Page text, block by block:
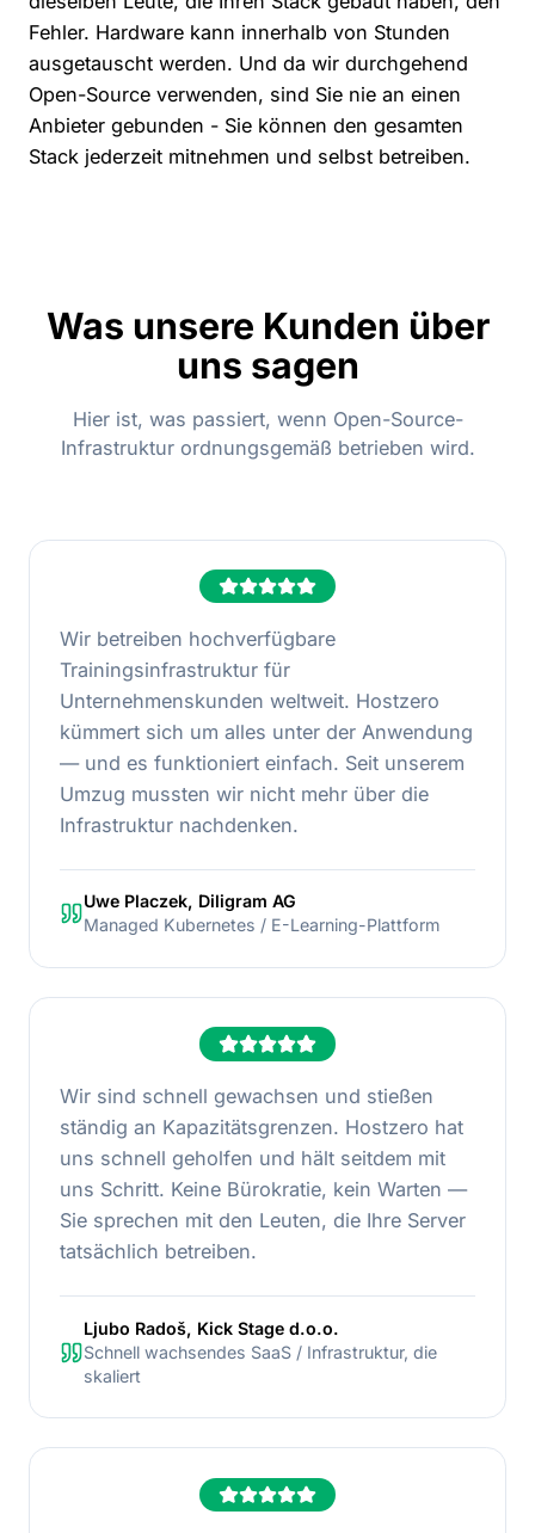
Fehler. Hardware kann innerhalb von Stunden
ausgetauscht werden. Und da wir durchgehend
Open-Source verwenden, sind Sie nie an einen
Anbieter gebunden - Sie können den gesamten
Stack jederzeit mitnehmen und selbst betreiben.
Was unsere Kunden über
uns sagen
Hier ist, was passiert, wenn Open-Source-
Infrastruktur ordnungsgemäß betrieben wird.
Wir betreiben hochverfügbare
Trainingsinfrastruktur für
Unternehmenskunden weltweit. Hostzero
kümmert sich um alles unter der Anwendung
— und es funktioniert einfach. Seit unserem
Umzug mussten wir nicht mehr über die
Infrastruktur nachdenken.
Uwe Placzek, Diligram AG
Managed Kubernetes / E-Learning-Plattform
Wir sind schnell gewachsen und stießen
ständig an Kapazitätsgrenzen. Hostzero hat
uns schnell geholfen und hält seitdem mit
uns Schritt. Keine Bürokratie, kein Warten —
Sie sprechen mit den Leuten, die Ihre Server
tatsächlich betreiben.
Ljubo Radoš, Kick Stage d.o.o.
Schnell wachsendes SaaS / Infrastruktur, die
skaliert